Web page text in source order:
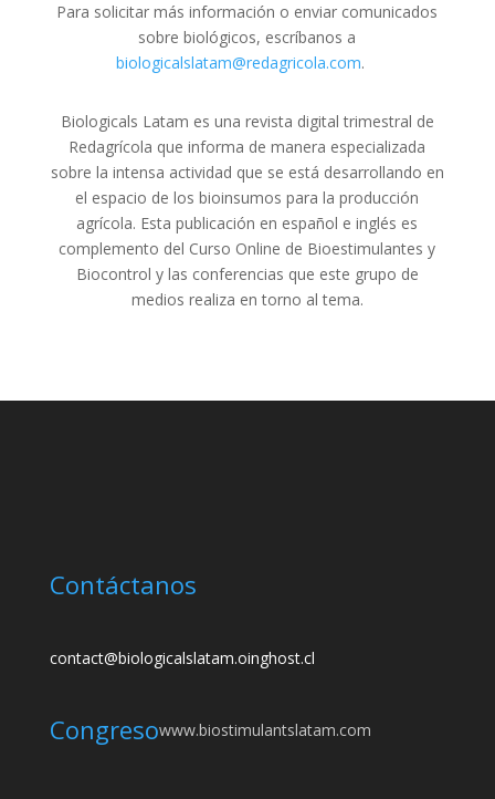
Para solicitar más información o enviar comunicados
sobre biológicos, escríbanos a
biologicalslatam@redagricola.com.
Biologicals Latam es una revista digital trimestral de
Redagrícola que informa de manera especializada
sobre la intensa actividad que se está desarrollando en
el espacio de los bioinsumos para la producción
agrícola. Esta publicación en español e inglés es
complemento del Curso Online de Bioestimulantes y
Biocontrol y las conferencias que este grupo de
medios realiza en torno al tema.
Contáctanos
contact@biologicalslatam.oinghost.cl
Congresowww.biostimulantslatam.com